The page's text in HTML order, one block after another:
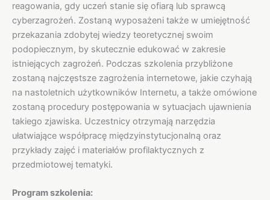
reagowania, gdy uczeń stanie się ofiarą lub sprawcą
cyberzagrożeń. Zostaną wyposażeni także w umiejętność
przekazania zdobytej wiedzy teoretycznej swoim
podopiecznym, by skutecznie edukować w zakresie
istniejących zagrożeń. Podczas szkolenia przybliżone
zostaną najczęstsze zagrożenia internetowe, jakie czyhają
na nastoletnich użytkowników Internetu, a także omówione
zostaną procedury postępowania w sytuacjach ujawnienia
takiego zjawiska. Uczestnicy otrzymają narzędzia
ułatwiające współpracę międzyinstytucjonalną oraz
przykłady zajęć i materiałów profilaktycznych z
przedmiotowej tematyki.
Program szkolenia: